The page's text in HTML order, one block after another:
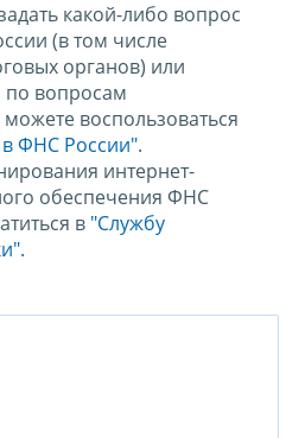
какой-либо вопрос
(в том числе
органов) или
по вопросам
воспользоваться
в ФНС России".
интернет-
обеспечения ФНС
в "Службу